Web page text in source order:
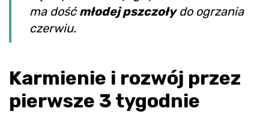
ma dośćmłodej pszczołydo ogrzania
czerwiu.
Karmienie i rozwój przez
pierwsze 3 tygodnie